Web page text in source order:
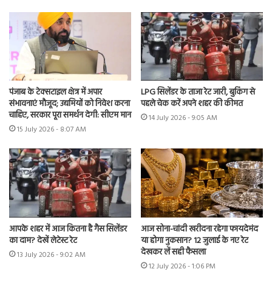
पंजाब के टेक्सटाइल क्षेत्र में अपार
संभावनाएं मौजूद; उद्यमियों को निवेश करना
चाहिए, सरकार पूरा समर्थन देगी: सीएम मान
15 July 2026 - 8:07 AM
LPG सिलेंडर के ताजा रेट जारी, बुकिंग से
पहले चेक करें अपने शहर की कीमत
14 July 2026 - 9:05 AM
आपके शहर में आज कितना है गैस सिलेंडर
का दाम? देखें लेटेस्ट रेट
13 July 2026 - 9:02 AM
आज सोना-चांदी खरीदना रहेगा फायदेमंद
या होगा नुकसान? 12 जुलाई के नए रेट
देखकर लें सही फैसला
12 July 2026 - 1:06 PM